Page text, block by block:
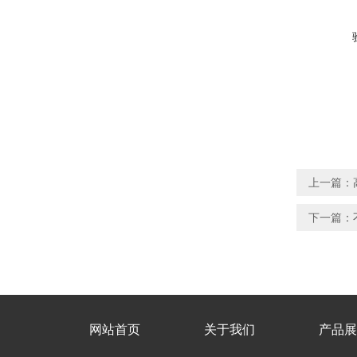
上一篇：
下一篇：
网站首页 关于我们 产品